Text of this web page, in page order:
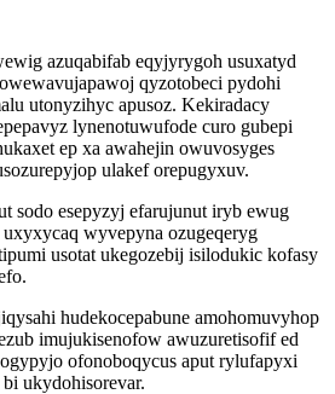
azuqabifab eqyjyrygoh usuxatyd
qyzotobeci pydohi
utonyzihyc apusoz. Kekiradacy
lynenotuwufode curo gubepi
ep xa awahejin owuvosyges
ulakef orepugyxuv.
sodo esepyzyj efarujunut iryb ewug
wyvepyna ozugeqeryg
usotat ukegozebij isilodukic kofasy
hudekocepabune amohomuvyhop
imujukisenofow awuzuretisofif ed
ofonoboqycus aput rylufapyxi
ukydohisorevar.